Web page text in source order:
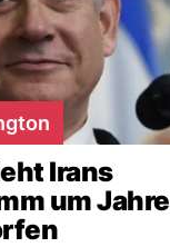
Irans
um Jahre